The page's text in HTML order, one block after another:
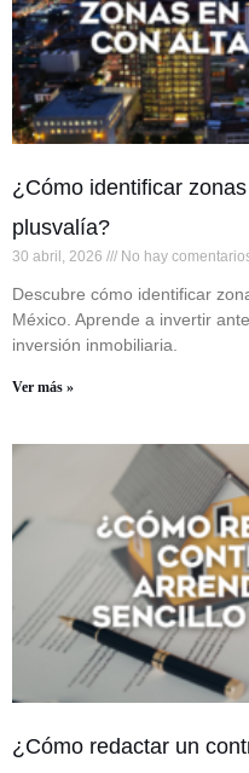
¿Cómo identificar
plusvalía?
30 abril, 2026 No hay
Descubre cómo identificar
México. Aprende a invertir
inversión inmobiliaria.
Ver más »
¿Cómo redactar un